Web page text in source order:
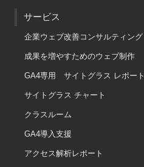
サービス
企業ウェブ改善コンサルティング
成果を増やすためのウェブ制作
GA4専用 サイトグラス レポート
サイトグラス チャート
クラスルーム
GA4導入支援
アクセス解析レポート